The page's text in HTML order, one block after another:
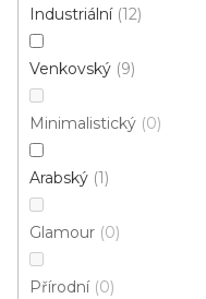
Industriální 12
Venkovský 9
Minimalistický 0
Arabský 1
Glamour 0
Přírodní 0
Kusový koberec
Skladem
od